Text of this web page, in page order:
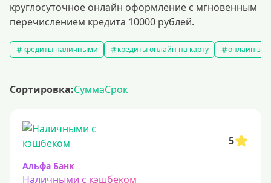
круглосуточное онлайн оформление с мгновенным
перечислением кредита 10000 рублей.
кредиты наличными кредиты онлайн на карту онлайн
Сортировка:СуммаСрок
5
Альфа Банк
Наличными с кэшбеком